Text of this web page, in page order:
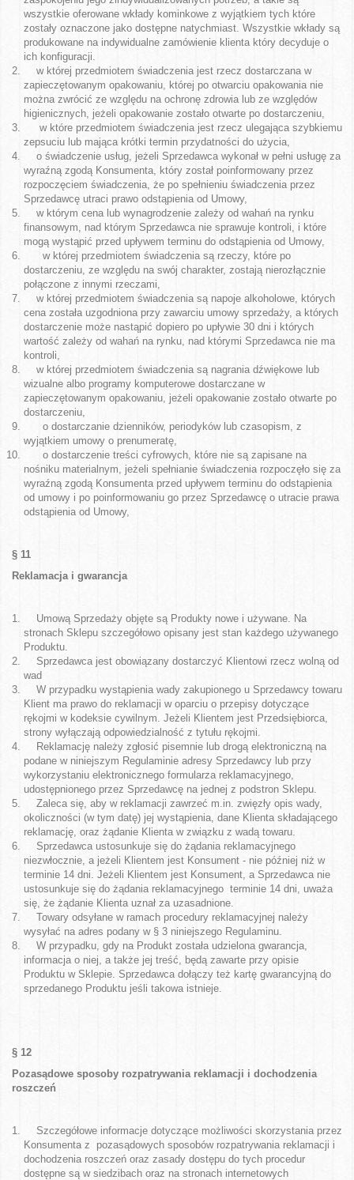
wszystkie oferowane wkłady kominkowe z wyjątkiem tych które
zostały oznaczone jako dostępne natychmiast. Wszystkie wkłady są
produkowane na indywidualne zamówienie klienta który decyduje o
ich konfiguracji.
w której przedmiotem świadczenia jest rzecz dostarczana w
zapieczętowanym opakowaniu, której po otwarciu opakowania nie
można zwrócić ze względu na ochronę zdrowia lub ze względów
higienicznych, jeżeli opakowanie zostało otwarte po dostarczeniu,
w które przedmiotem świadczenia jest rzecz ulegająca szybkiemu
zepsuciu lub mająca krótki termin przydatności do użycia,
o świadczenie usług, jeżeli Sprzedawca wykonał w pełni usługę za
wyraźną zgodą Konsumenta, który został poinformowany przez
rozpoczęciem świadczenia, że po spełnieniu świadczenia przez
Sprzedawcę utraci prawo odstąpienia od Umowy,
w którym cena lub wynagrodzenie zależy od wahań na rynku
finansowym, nad którym Sprzedawca nie sprawuje kontroli, i które
mogą wystąpić przed upływem terminu do odstąpienia od Umowy,
w której przedmiotem świadczenia są rzeczy, które po
dostarczeniu, ze względu na swój charakter, zostają nierozłącznie
połączone z innymi rzeczami,
w której przedmiotem świadczenia są napoje alkoholowe, których
cena została uzgodniona przy zawarciu umowy sprzedaży, a których
dostarczenie może nastąpić dopiero po upływie 30 dni i których
wartość zależy od wahań na rynku, nad którymi Sprzedawca nie ma
kontroli,
w której przedmiotem świadczenia są nagrania dźwiękowe lub
wizualne albo programy komputerowe dostarczane w
zapieczętowanym opakowaniu, jeżeli opakowanie zostało otwarte po
dostarczeniu,
o dostarczanie dzienników, periodyków lub czasopism, z
wyjątkiem umowy o prenumeratę,
o dostarczenie treści cyfrowych, które nie są zapisane na
nośniku materialnym, jeżeli spełnianie świadczenia rozpoczęło się za
wyraźną zgodą Konsumenta przed upływem terminu do odstąpienia
od umowy i po poinformowaniu go przez Sprzedawcę o utracie prawa
odstąpienia od Umowy,
§ 11
Reklamacja i gwarancja
Umową Sprzedaży objęte są Produkty nowe i używane. Na
stronach Sklepu szczegółowo opisany jest stan każdego używanego
Produktu.
Sprzedawca jest obowiązany dostarczyć Klientowi rzecz wolną od
wad
W przypadku wystąpienia wady zakupionego u Sprzedawcy towaru
Klient ma prawo do reklamacji w oparciu o przepisy dotyczące
rękojmi w kodeksie cywilnym. Jeżeli Klientem jest Przedsiębiorca,
strony wyłączają odpowiedzialność z tytułu rękojmi.
Reklamację należy zgłosić pisemnie lub drogą elektroniczną na
podane w niniejszym Regulaminie adresy Sprzedawcy lub przy
wykorzystaniu elektronicznego formularza reklamacyjnego,
udostępnionego przez Sprzedawcę na jednej z podstron Sklepu.
Zaleca się, aby w reklamacji zawrzeć m.in. zwięzły opis wady,
okoliczności (w tym datę) jej wystąpienia, dane Klienta składającego
reklamację, oraz żądanie Klienta w związku z wadą towaru.
Sprzedawca ustosunkuje się do żądania reklamacyjnego
niezwłocznie, a jeżeli Klientem jest Konsument - nie później niż w
terminie 14 dni. Jeżeli Klientem jest Konsument, a Sprzedawca nie
ustosunkuje się do żądania reklamacyjnego terminie 14 dni, uważa
się, że żądanie Klienta uznał za uzasadnione.
Towary odsyłane w ramach procedury reklamacyjnej należy
wysyłać na adres podany w § 3 niniejszego Regulaminu.
W przypadku, gdy na Produkt została udzielona gwarancja,
informacja o niej, a także jej treść, będą zawarte przy opisie
Produktu w Sklepie. Sprzedawca dołączy też kartę gwarancyjną do
sprzedanego Produktu jeśli takowa istnieje.
§ 12
Pozasądowe sposoby rozpatrywania reklamacji i dochodzenia
roszczeń
Szczegółowe informacje dotyczące możliwości skorzystania przez
Konsumenta z pozasądowych sposobów rozpatrywania reklamacji i
dochodzenia roszczeń oraz zasady dostępu do tych procedur
dostępne są w siedzibach oraz na stronach internetowych